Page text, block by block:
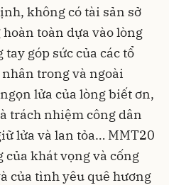
không có tài sản sở
toàn dựa vào lòng
góp sức của các tổ
trong và ngoài
lửa của lòng biết ơn,
trách nhiệm công dân
lửa và lan tỏa… MMT20
khát vọng và cống
của tình yêu quê hương